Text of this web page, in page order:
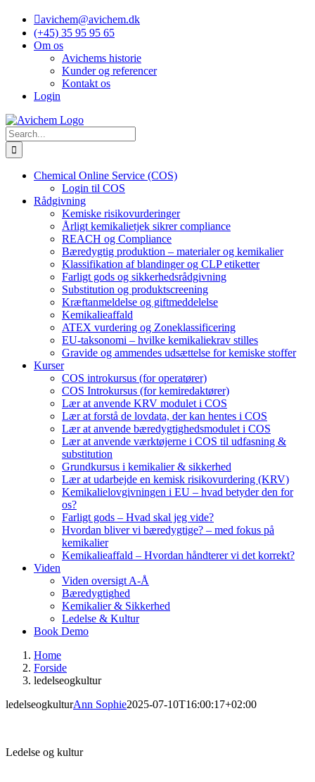
Skip
content
avichem@avichem.dk
(+45) 35 95 95 65
Om os
Avichems historie
Kunder og referencer
Kontakt os
Login
Search
for:
Chemical Online Service (COS)
Login til COS
Rådgivning
Kemiske risikovurderinger
Årligt kemikalietjek sikrer compliance
REACH og Compliance
Bæredygtig produktion – materialer og kemikalier
Klassifikation af blandinger og CLP etiketter
Farligt gods og sikkerhedsrådgivning
Substitution og produktscreening
Kræftanmeldelse og giftmeddelelse
Kemikalieaffald
ATEX vurdering og Zoneklassificering
EU-taksonomi – hvilke kemikaliekrav stilles
Gravide og ammendes udsættelse for kemiske stoffer
Kurser
COS introkursus (for operatører)
COS Introkursus (for kemiredaktører)
Lær at anvende KRV modulet i COS
Lær at forstå de lovdata, der kan hentes i COS
Lær at anvende bæredygtighedsmodulet i COS
Lær at anvende værktøjerne i COS til udfasning &
substitution
Grundkursus i kemikalier & sikkerhed
Lær at udarbejde en kemisk risikovurdering (KRV)
Kemikalielovgivningen i EU – hvad betyder den for
os?
Farligt gods – Hvad skal jeg vide?
Hvordan bliver vi bæredygtige? – med fokus på
kemikalier
Kemikalieaffald – Hvordan håndterer vi det korrekt?
Viden
Viden oversigt A-Å
Bæredygtighed
Kemikalier & Sikkerhed
Ledelse & Kultur
Book Demo
Home
Forside
ledelseogkultur
ledelseogkulturAnn Sophie2025-07-10T16:00:17+02:00
Ledelse og kultur